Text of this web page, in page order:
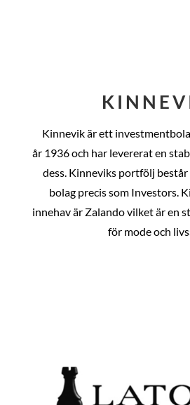
Kinnevik är ett
år 1936 och har levererat en
dess. Kinneviks portfölj
bolag precis som Investors.
innehav är Zalando vilket är en
för mode och